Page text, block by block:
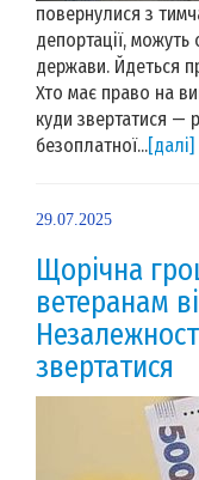
повернулися з
депортації,
держави. Йдеться
Хто має право на
куди звертатися —
безоплатної...[далі]
29.07.2025
Щорічна
ветеранам
звертатися